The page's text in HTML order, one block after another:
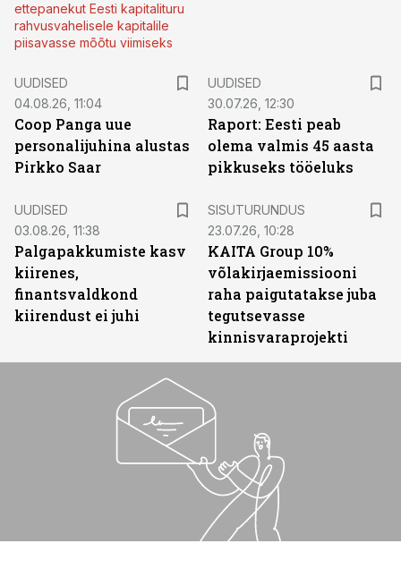
ettepanekut Eesti kapitalituru
rahvusvahelisele kapitalile
piisavasse mõõtu viimiseks
UUDISED
04.08.26, 11:04
Coop Panga uue
personalijuhina alustas
Pirkko Saar
UUDISED
30.07.26, 12:30
Raport: Eesti peab
olema valmis 45 aasta
pikkuseks tööeluks
UUDISED
03.08.26, 11:38
Palgapakkumiste kasv
kiirenes,
finantsvaldkond
kiirendust ei juhi
SISUTURUNDUS
23.07.26, 10:28
KAITA Group 10%
võlakirjaemissiooni
raha paigutatakse juba
tegutsevasse
kinnisvaraprojekti